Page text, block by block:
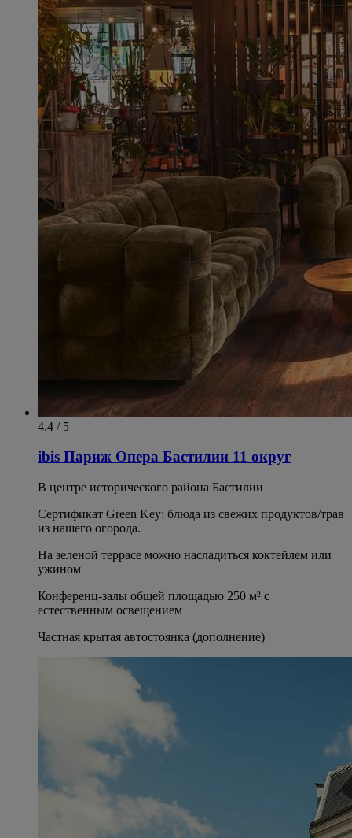
4.4 / 5
ibis Париж Опера Бастилии 11 округ
В центре исторического района Бастилии
Сертификат Green Key: блюда из свежих продуктов/трав
из нашего огорода.
На зеленой террасе можно насладиться коктейлем или
ужином
Конференц-залы общей площадью 250 м² с
естественным освещением
Частная крытая автостоянка (дополнение)